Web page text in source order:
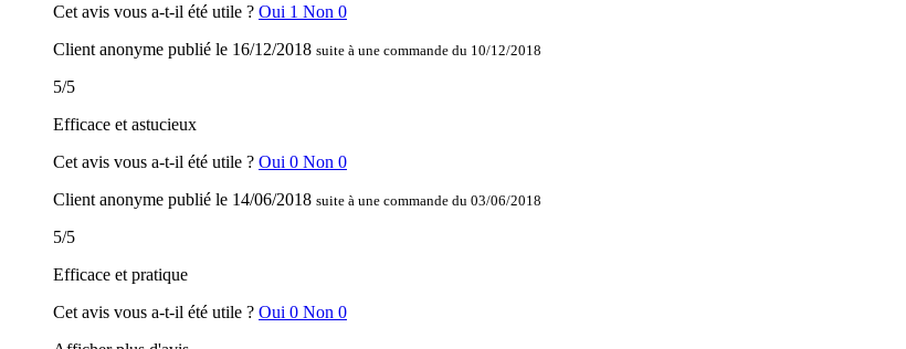
Cet avis vous a-t-il été utile ? Oui 1 Non 0
Client anonyme publié le 16/12/2018 suite à une commande du 10/12/2018
5/5
Efficace et astucieux
Cet avis vous a-t-il été utile ? Oui 0 Non 0
Client anonyme publié le 14/06/2018 suite à une commande du 03/06/2018
5/5
Efficace et pratique
Cet avis vous a-t-il été utile ? Oui 0 Non 0